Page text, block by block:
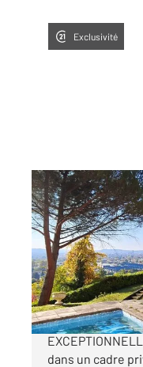
Exclusivité
ALBI 81
204 m2, 9 pièces
Ref : 13023
Maison à
375
RARE Double
dans un cadre